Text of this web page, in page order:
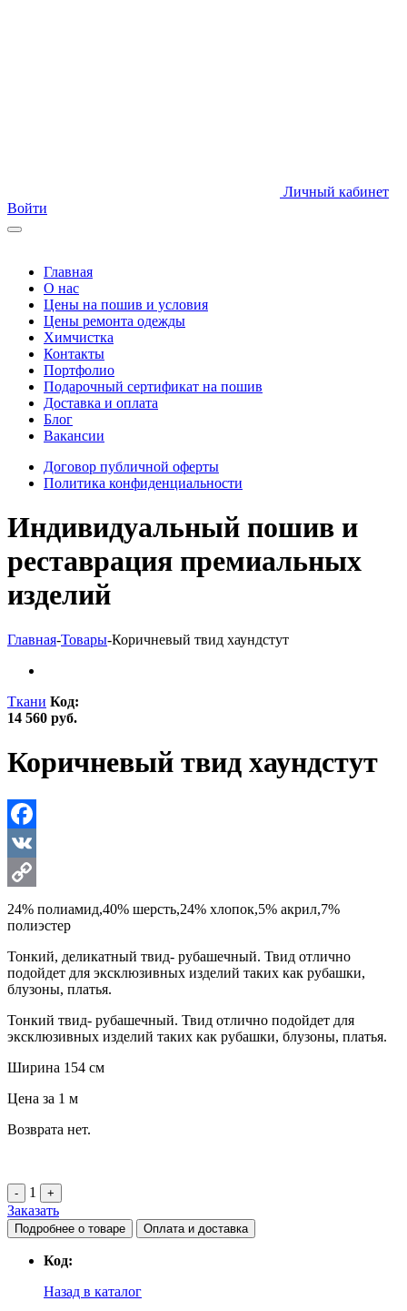
Личный кабинет
Войти
Главная
О нас
Цены на пошив и условия
Цены ремонта одежды
Химчистка
Контакты
Портфолио
Подарочный сертификат на пошив
Доставка и оплата
Блог
Вакансии
Договор публичной оферты
Политика конфиденциальности
Индивидуальный пошив и
реставрация премиальных
изделий
Главная-Товары-Коричневый твид хаундстут
Ткани Код:
14 560 руб.
Коричневый твид хаундстут
Facebook
VK
Copy
Link
24% полиамид,40% шерсть,24% хлопок,5% акрил,7%
полиэстер
Тонкий, деликатный твид- рубашечный. Твид отлично
подойдет для эксклюзивных изделий таких как рубашки,
блузоны, платья.
Тонкий твид- рубашечный. Твид отлично подойдет для
эксклюзивных изделий таких как рубашки, блузоны, платья.
Ширина 154 см
Цена за 1 м
Возврата нет.
- 1 +
Заказать
Подробнее о товаре Оплата и доставка
Код:
Назад в каталог